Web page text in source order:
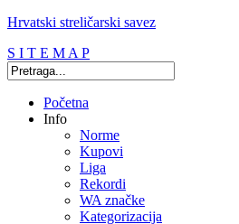
Hrvatski streličarski savez
S I T E M A P
Početna
Info
Norme
Kupovi
Liga
Rekordi
WA značke
Kategorizacija